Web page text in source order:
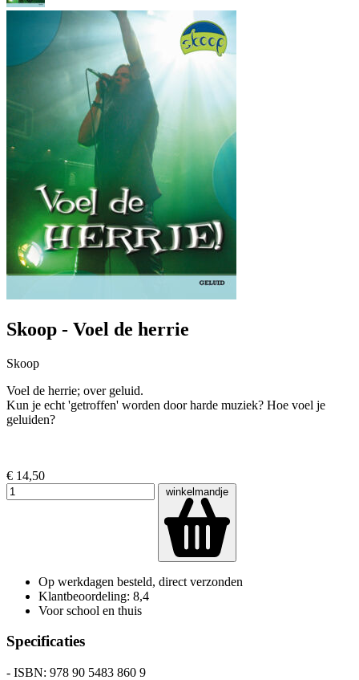
Skoop - Voel de herrie
Skoop
Voel de herrie; over geluid.
Kun je echt 'getroffen' worden door harde muziek? Hoe voel je
geluiden?
€ 14,50
winkelmandje
Op werkdagen besteld, direct verzonden
Klantbeoordeling: 8,4
Voor school en thuis
Specificaties
- ISBN: 978 90 5483 860 9